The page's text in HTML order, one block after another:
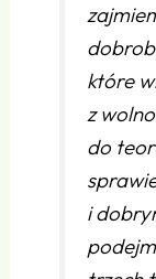
które
z
do
i